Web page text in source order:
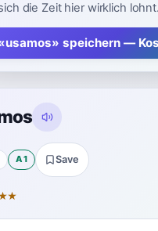
die Zeit hier wirklich lohnt.
speichern —
A1 Save
★